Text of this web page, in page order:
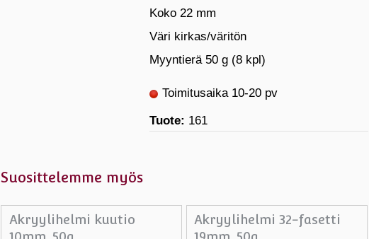
Koko 22 mm
Väri kirkas/väritön
Myyntierä 50 g (8 kpl)
Toimitusaika 10-20 pv
Tuote: 161
Suosittelemme myös
Akryylihelmi kuutio
Akryylihelmi 32-fasetti